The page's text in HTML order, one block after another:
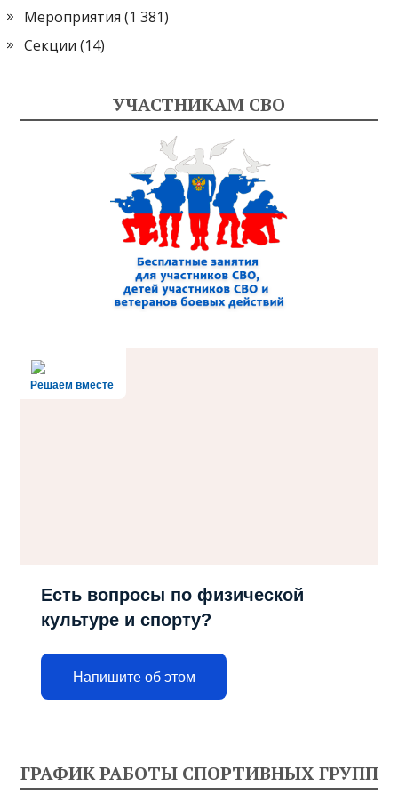
Мероприятия (1 381)
Секции (14)
УЧАСТНИКАМ СВО
Решаем вместе
Есть вопросы по физической
культуре и спорту?
Напишите об этом
ГРАФИК РАБОТЫ СПОРТИВНЫХ ГРУПП